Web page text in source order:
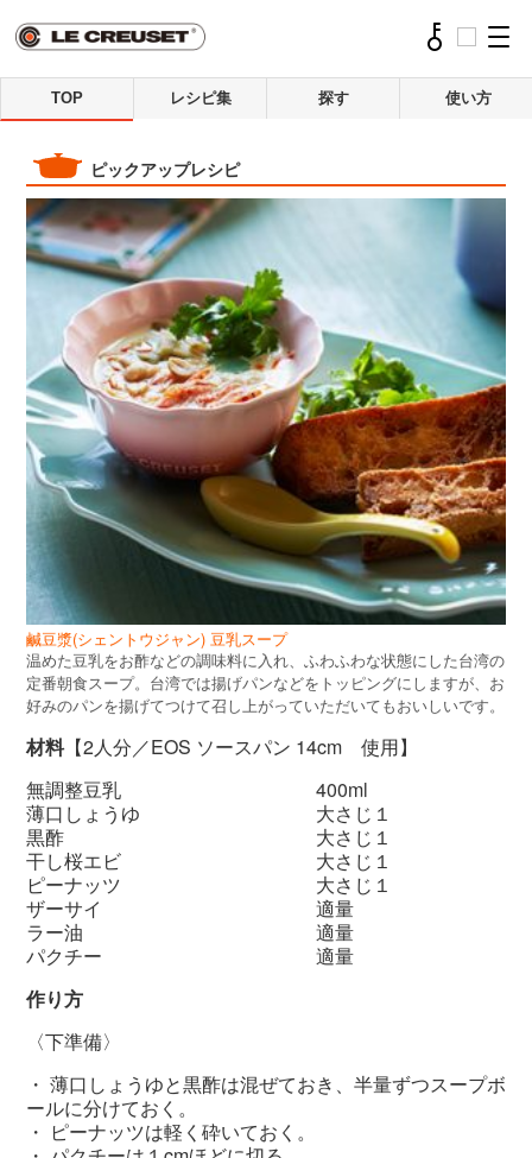
TOP レシピ集 探す 使い方
ピックアップレシピ
鹹豆漿(シェントウジャン) 豆乳スープ
温めた豆乳をお酢などの調味料に入れ、ふわふわな状態にした台湾の
定番朝食スープ。台湾では揚げパンなどをトッピングにしますが、お
好みのパンを揚げてつけて召し上がっていただいてもおいしいです。
材料【2人分／EOS ソースパン 14cm 使用】
無調整豆乳 400ml
薄口しょうゆ 大さじ１
黒酢 大さじ１
干し桜エビ 大さじ１
ピーナッツ 大さじ１
ザーサイ 適量
ラー油 適量
パクチー 適量
作り方
〈下準備〉
・ 薄口しょうゆと黒酢は混ぜておき、半量ずつスープボ
ールに分けておく。
・ ピーナッツは軽く砕いておく。